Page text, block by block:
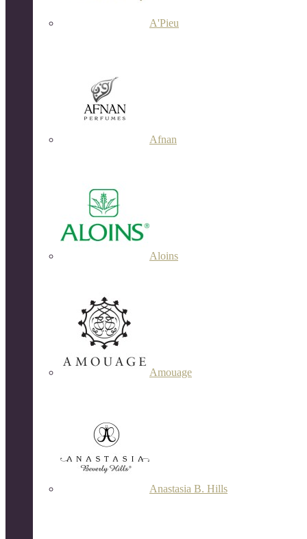
A'Pieu
Afnan
Aloins
Amouage
Anastasia B. Hills